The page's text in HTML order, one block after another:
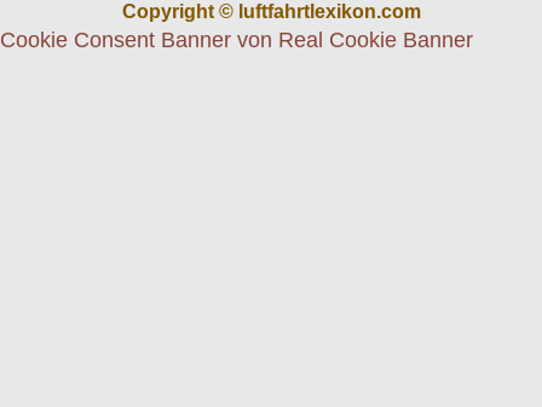
Copyright © luftfahrtlexikon.com
Cookie Consent Banner von Real Cookie Banner